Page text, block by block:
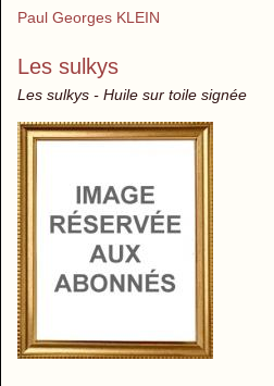
Paul Georges KLEIN
Les sulkys
Les sulkys - Huile sur toile signée